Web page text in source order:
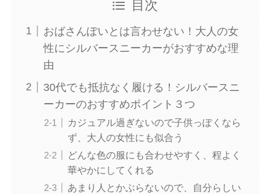
目次
おばさんぽいとは言わせない！大人の女
性にシルバースニーカーがおすすめな理
由
30代でも抵抗なく履ける！シルバースニ
ーカーのおすすめポイント３つ
カジュアル過ぎないので子供っぽくなら
ず、大人の女性にも似合う
どんな色の服にも合わせやすく、程よく
華やかにしてくれる
あまり人とかぶらないので、自分らしい